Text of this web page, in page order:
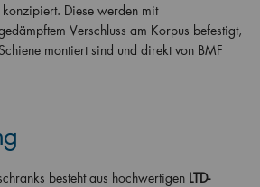
Diese werden mit
Verschluss am Korpus befestigt,
montiert sind und direkt von BMF
besteht aus hochwertigen LTD-